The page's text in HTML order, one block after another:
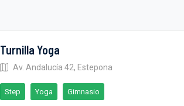
Turnilla Yoga
Av. Andalucía 42, Estepona
Step Yoga Gimnasio